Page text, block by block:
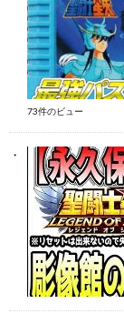
73件のビュー